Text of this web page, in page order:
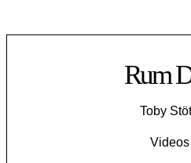
Rum
Toby
Videos